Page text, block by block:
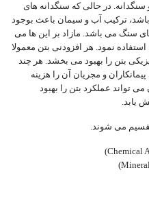
در حالی که سنگدانه های
ترکیب آب و سیمان باعث بوجود
سنگ می باشد. مازاد بر این ها می
نمود. هر افزودنی بتن معمولا
بتن را بهبود می بخشد. هر چند
و مجریان آن را هزینه
تواند عملکرد بتن را بهبود
یابد.
می شوند.